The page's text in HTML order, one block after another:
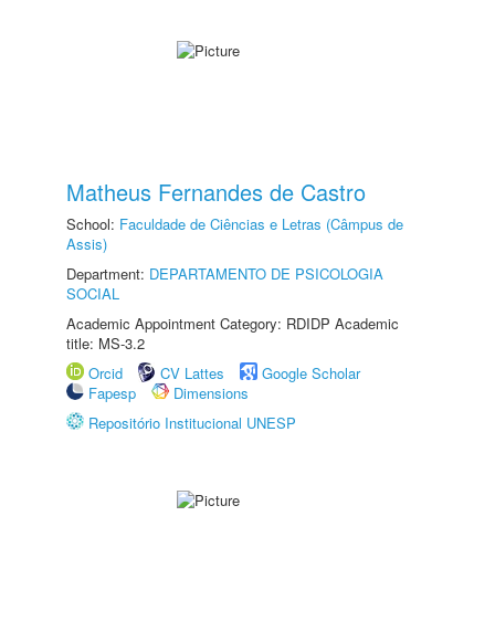
Matheus Fernandes de Castro
School: Faculdade de Ciências e Letras (Câmpus de
Assis)
Department: DEPARTAMENTO DE PSICOLOGIA
SOCIAL
Academic Appointment Category: RDIDP Academic
title: MS-3.2
Orcid
CV Lattes
Google Scholar
Fapesp
Dimensions
Repositório Institucional UNESP